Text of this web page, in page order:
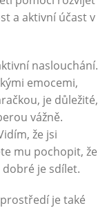
a aktivní účast v
naslouchání.
emocemi,
je důležité,
vážně.
že jsi
mu pochopit, že
je sdílet.
je také